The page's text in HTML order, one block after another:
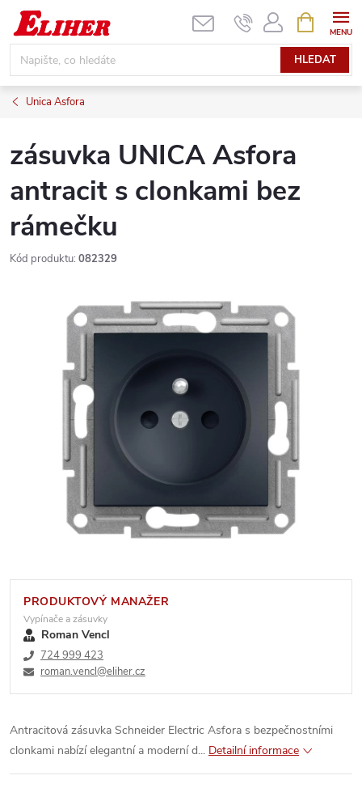
Přejít
obsah
HLEDAT
NÁKUPNÍ
KOŠÍK
Unica Asfora
zásuvka UNICA Asfora
antracit s clonkami bez
rámečku
Kód produktu: 082329
PRODUKTOVÝ MANAŽER
Vypínače a zásuvky
Roman Vencl
724 999 423
roman.vencl@eliher.cz
Antracitová zásuvka Schneider Electric Asfora s bezpečnostními
clonkami nabízí elegantní a moderní d... Detailní informace